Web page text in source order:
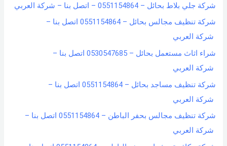
شركة جلي بلاط بحائل – 0551154864 – اتصل بنا – شركة العربي
شركة تنظيف مجالس بحائل – 0551154864 اتصل بنا –
شركة العربي
شراء اثاث مستعمل بحائل – 0530547685 اتصل بنا –
شركة العربي
شركة تنظيف مساجد بحائل – 0551154864 اتصل بنا –
شركة العربي
شركة تنظيف مجالس بحفر الباطن – 0551154864 اتصل بنا –
شركة العربي